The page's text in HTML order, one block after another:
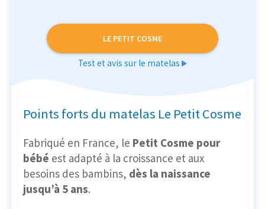
LE PETIT COSME
Test et avis sur le matelas
Points forts du matelas Le Petit Cosme
Fabriqué en France, le Petit Cosme pour
bébé est adapté à la croissance et aux
besoins des bambins, dès la naissance
jusqu’à 5 ans.